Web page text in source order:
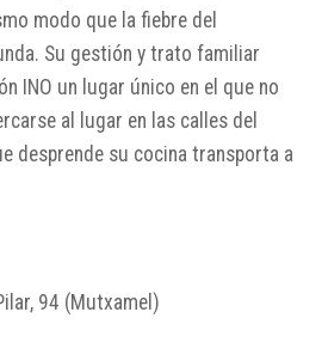
modo que la fiebre del
Su gestión y trato familiar
INO un lugar único en el que no
al lugar en las calles del
desprende su cocina transporta a
94 (Mutxamel)